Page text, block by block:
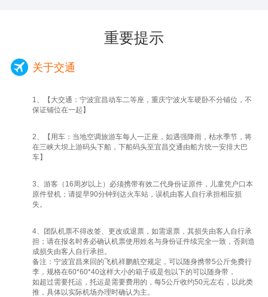
的民居建筑、石梯街巷、遗存的寺庙宫观，是
巴渝山地民居建筑的天然博物馆。
【WFC云端观景台】（参观时间约40分钟）
楼的前世今生，在二十世纪八十年代初，会仙
楼观景台即是重庆第一个高空观景台，目前也
之巅”。【洪崖洞】（自由活动时间约40分
钟），游客自由活动。洪崖洞,是古重庆城门
放碑沧白路，地处长江、嘉陵江两江交汇的滨
江地带。洪崖洞坐拥城市旅游景观、商务休闲
建筑特色的“吊脚楼”风貌为主题，依山就势、
沿江而建....
.游览结束后送火车站
特别备注：
(所有红岩景点周一闭馆，无法参观，自动改
重要提示
关于交通
1、【大交通：宁波宜昌动车二等座，重庆宁波火车硬卧不分铺位，不
保证铺位在一起】
2、【用车：当地空调旅游车每人一正座，如遇强降雨，枯水季节，将
在三峡大坝上游码头下船，下船码头至宜昌交通由船方统一安排大巴
车】
3、游客（16周岁以上）必须携带有效二代身份证原件，儿童凭户口本
原件登机；请提早90分钟到达火车站，误机由客人自行承担相应损
失。
4、团队机票不得改签、更改或退票，如需退票，其损失由客人自行承
担；请在报名时务必确认机票使用姓名与身份证件续完全一致，否则造
成损失由客人自行承担。
备注：宁波宜昌来回的飞机祥鹏航空规定，可以随身携带5公斤免费行
李，规格在60*60*40这样大小的箱子或是包以下的可以随身带，
如超过需要托运，托运是需要费用的，每5公斤收约50元左右，以此类
推，具体以实际机场办理时确认为主。